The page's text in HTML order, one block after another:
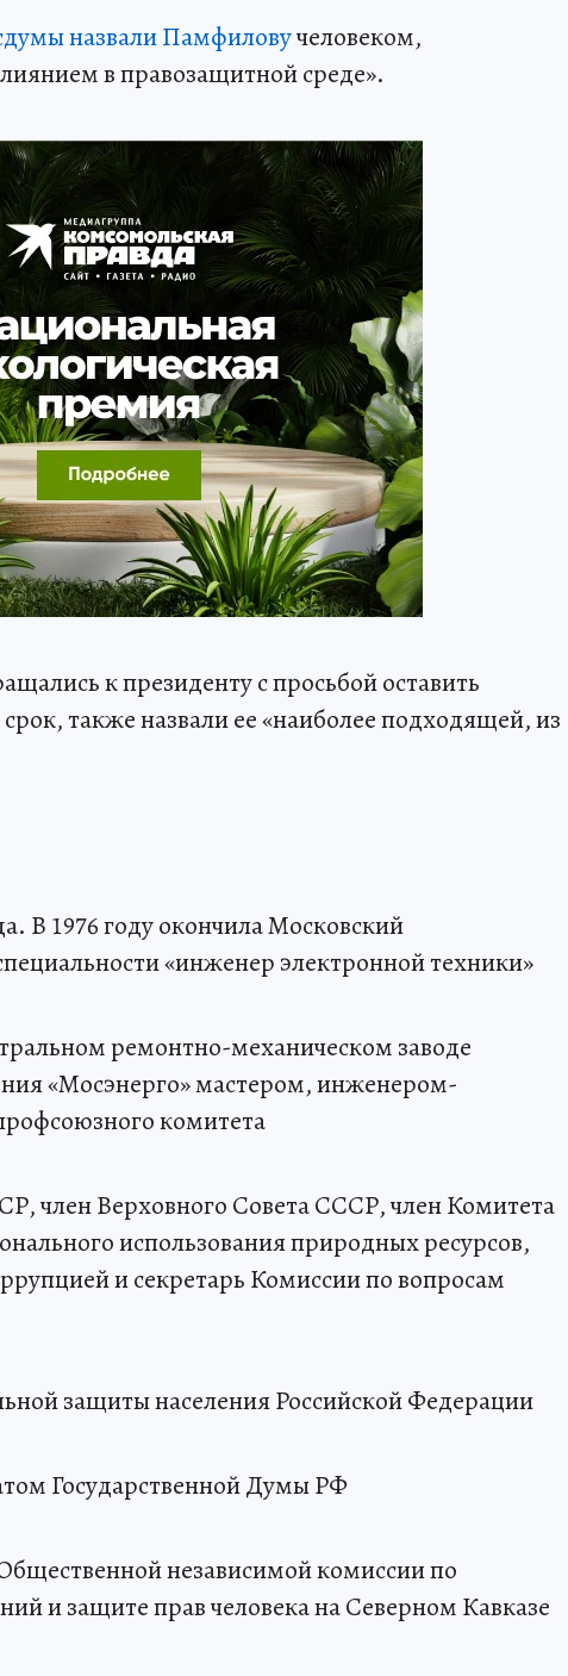
назвали Памфиловучеловеком,
в правозащитной среде».
к президенту с просьбой оставить
также назвали ее «наиболее подходящей, из
В 1976 году окончила Московский
«инженер электронной техники»
ремонтно-механическом заводе
«Мосэнерго» мастером, инженером-
комитета
член Верховного Совета СССР, член Комитета
использования природных ресурсов,
и секретарь Комиссии по вопросам
защиты населения Российской Федерации
Государственной Думы РФ
независимой комиссии по
и защите прав человека на Северном Кавказе